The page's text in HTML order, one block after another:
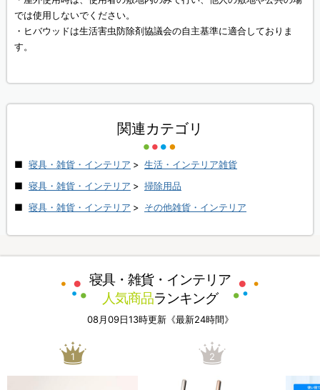
では使用しないでください。
・ヒバウッドは生活害虫防除剤協議会の自主基準に適合しておりま
す。
関連カテゴリ
寝具・雑貨・インテリア > 生活・インテリア雑貨
寝具・雑貨・インテリア > 掃除用品
寝具・雑貨・インテリア > その他雑貨・インテリア
寝具・雑貨・インテリア
人気商品ランキング
08月09日13時更新《最新24時間》
1 2